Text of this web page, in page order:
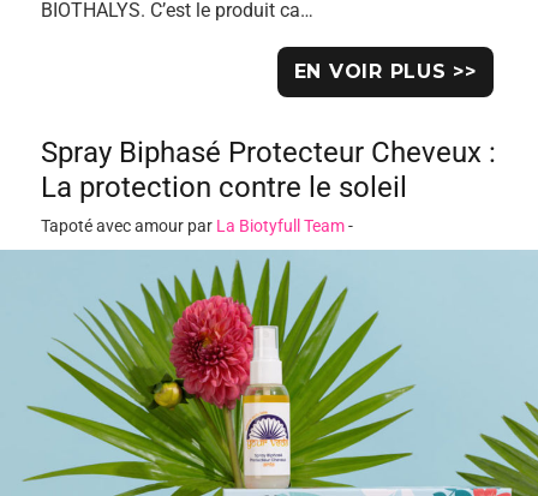
BIOTHALYS. C’est le produit ca…
EN VOIR PLUS >>
Spray Biphasé Protecteur Cheveux :
La protection contre le soleil
Tapoté avec amour par La Biotyfull Team-